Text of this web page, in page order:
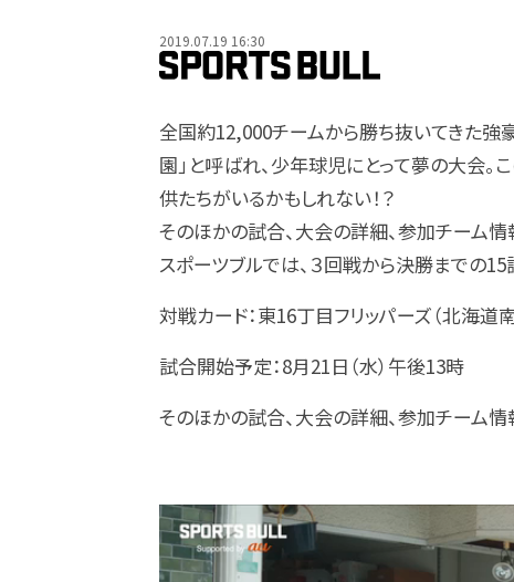
2019.07.19 16:30
全国約12,000チームから勝ち抜いてきた強
園」と呼ばれ、少年球児にとって夢の大会
供たちがいるかもしれない！？
そのほかの試合、大会の詳細、参加チーム
スポーツブルでは、３回戦から決勝までの15
対戦カード：東16丁目フリッパーズ（北海道
試合開始予定：8月21日（水）午後13時
そのほかの試合、大会の詳細、参加チーム